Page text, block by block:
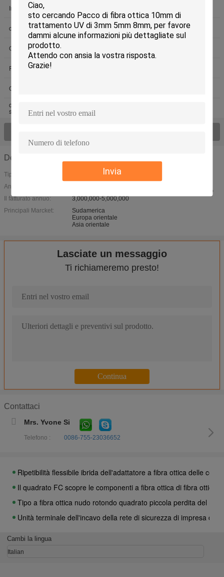
Invia
In fibra ottica
cavi a fibre ottiche di patch transceiver in fibra ottica
Cavo di lan di Ethernet
Rete di sicurezza di impresa
Componenti ottiche della fibra
centrale elettrica ibrida del vento
solare
Dettagli azienda
Tipo di attività:
Anno di fondazione:
Il fatturato annuo:
3,000,000-5,000,000
Principali Marcket:
Sudamerica
Europa orientale
Asia orientale
Lasciate un messaggio
Ti richiameremo presto!
Contattaci
Mrs. Yvone Si
Telefono : 0086-755-23036652
1 supporto di scaffale di U 19" OEM placcato oro ROHS dello
Metal la scatola di plastica di termine di Ofc, 1 gestione a 19
Treccia ottica della fibra nera di Paintcoat FC, cavi di toppa di
La treccia a fibra ottica corazzata all'aperto impermeabilizza 2
Multi singolo modo 9 125 dello Sc OM3 della treccia semplice
Perdita di inserzione bassa della treccia a fibra ottica rivestita
IEC a fibra ottica 60794 dell'adattatore delle componenti dello
Ripetibilità flessibile ibrida dell'adattatore a fibra ottica delle
Il quadrato FC scopre le componenti a fibra ottica di fibra ottica
Tipo a fibra ottica nudo rotondo quadrato piccola perdita del
Unità terminale dell'incavo della rete di sicurezza di impresa di
Cambi la lingua
Italian